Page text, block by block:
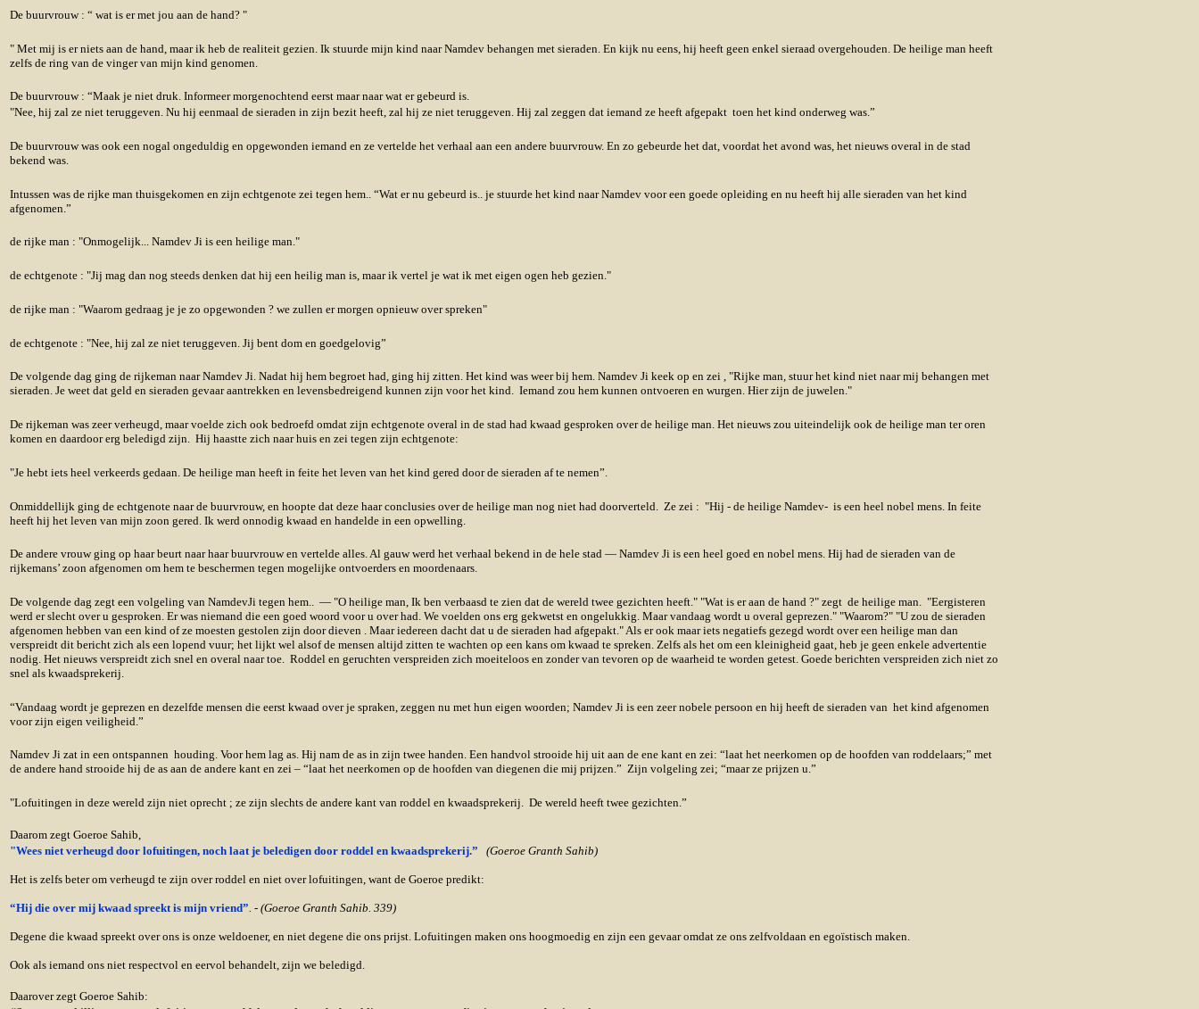
De buurvrouw : “ wat is er met jou aan de hand? "
" Met mij is er niets aan de hand, maar ik heb de realiteit gezien. Ik stuurde mijn kind naar Namdev behangen met sieraden. En kijk nu eens, hij heeft geen enkel sieraad overgehouden. De heilige man heeft
zelfs de ring van de vinger van mijn kind genomen.
De buurvrouw : “Maak je niet druk. Informeer morgenochtend eerst maar naar wat er gebeurd is.
"Nee, hij zal ze niet teruggeven. Nu hij eenmaal de sieraden in zijn bezit heeft, zal hij ze niet teruggeven. Hij zal zeggen dat iemand ze heeft afgepakt toen het kind onderweg was.”
De buurvrouw was ook een nogal ongeduldig en opgewonden iemand en ze vertelde het verhaal aan een andere buurvrouw. En zo gebeurde het dat, voordat het avond was, het nieuws overal in de stad
bekend was.
Intussen was de rijke man thuisgekomen en zijn echtgenote zei tegen hem.. “Wat er nu gebeurd is.. je stuurde het kind naar Namdev voor een goede opleiding en nu heeft hij alle sieraden van het kind
afgenomen.”
de rijke man : "Onmogelijk... Namdev Ji is een heilige man."
de echtgenote : "Jij mag dan nog steeds denken dat hij een heilig man is, maar ik vertel je wat ik met eigen ogen heb gezien."
de rijke man : "Waarom gedraag je je zo opgewonden ? we zullen er morgen opnieuw over spreken"
de echtgenote : "Nee, hij zal ze niet teruggeven. Jij bent dom en goedgelovig”
De volgende dag ging de rijkeman naar Namdev Ji. Nadat hij hem begroet had, ging hij zitten. Het kind was weer bij hem. Namdev Ji keek op en zei , "Rijke man, stuur het kind niet naar mij behangen met
sieraden. Je weet dat geld en sieraden gevaar aantrekken en levensbedreigend kunnen zijn voor het kind. Iemand zou hem kunnen ontvoeren en wurgen. Hier zijn de juwelen."
De rijkeman was zeer verheugd, maar voelde zich ook bedroefd omdat zijn echtgenote overal in de stad had kwaad gesproken over de heilige man. Het nieuws zou uiteindelijk ook de heilige man ter oren
komen en daardoor erg beledigd zijn. Hij haastte zich naar huis en zei tegen zijn echtgenote:
"Je hebt iets heel verkeerds gedaan. De heilige man heeft in feite het leven van het kind gered door de sieraden af te nemen”.
Onmiddellijk ging de echtgenote naar de buurvrouw, en hoopte dat deze haar conclusies over de heilige man nog niet had doorverteld. Ze zei : "Hij - de heilige Namdev- is een heel nobel mens. In feite
heeft hij het leven van mijn zoon gered. Ik werd onnodig kwaad en handelde in een opwelling.
De andere vrouw ging op haar beurt naar haar buurvrouw en vertelde alles. Al gauw werd het verhaal bekend in de hele stad — Namdev Ji is een heel goed en nobel mens. Hij had de sieraden van de
rijkemans’ zoon afgenomen om hem te beschermen tegen mogelijke ontvoerders en moordenaars.
De volgende dag zegt een volgeling van NamdevJi tegen hem.. — "O heilige man, Ik ben verbaasd te zien dat de wereld twee gezichten heeft." "Wat is er aan de hand ?" zegt de heilige man. "Eergisteren
werd er slecht over u gesproken. Er was niemand die een goed woord voor u over had. We voelden ons erg gekwetst en ongelukkig. Maar vandaag wordt u overal geprezen." "Waarom?" "U zou de sieraden
afgenomen hebben van een kind of ze moesten gestolen zijn door dieven . Maar iedereen dacht dat u de sieraden had afgepakt." Als er ook maar iets negatiefs gezegd wordt over een heilige man dan
verspreidt dit bericht zich als een lopend vuur; het lijkt wel alsof de mensen altijd zitten te wachten op een kans om kwaad te spreken. Zelfs als het om een kleinigheid gaat, heb je geen enkele advertentie
nodig. Het nieuws verspreidt zich snel en overal naar toe. Roddel en geruchten verspreiden zich moeiteloos en zonder van tevoren op de waarheid te worden getest. Goede berichten verspreiden zich niet zo
snel als kwaadsprekerij.
“Vandaag wordt je geprezen en dezelfde mensen die eerst kwaad over je spraken, zeggen nu met hun eigen woorden; Namdev Ji is een zeer nobele persoon en hij heeft de sieraden van het kind afgenomen
voor zijn eigen veiligheid.”
Namdev Ji zat in een ontspannen houding. Voor hem lag as. Hij nam de as in zijn twee handen. Een handvol strooide hij uit aan de ene kant en zei: “laat het neerkomen op de hoofden van roddelaars;” met
de andere hand strooide hij de as aan de andere kant en zei – “laat het neerkomen op de hoofden van diegenen die mij prijzen.” Zijn volgeling zei; “maar ze prijzen u.”
"Lofuitingen in deze wereld zijn niet oprecht ; ze zijn slechts de andere kant van roddel en kwaadsprekerij. De wereld heeft twee gezichten.”
Daarom zegt Goeroe Sahib,
"Wees niet verheugd door lofuitingen, noch laat je beledigen door roddel en kwaadsprekerij.”
(Goeroe Granth Sahib)
Het is zelfs beter om verheugd te zijn over roddel en niet over lofuitingen, want de Goeroe predikt:
“Hij die over mij kwaad spreekt is mijn vriend” . - (Goeroe Granth Sahib. 339)
Degene die kwaad spreekt over ons is onze weldoener, en niet degene die ons prijst. Lofuitingen maken ons hoogmoedig en zijn een gevaar omdat ze ons zelfvoldaan en egoïstisch maken.
Ook als iemand ons niet respectvol en eervol behandelt, zijn we beledigd.
Daarover zegt Goeroe Sahib: